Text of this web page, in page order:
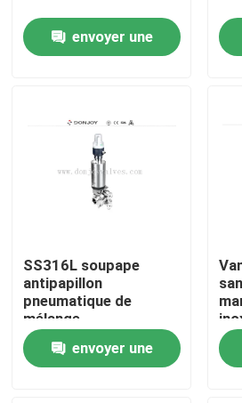
Produits
Visite de l'usine
Contrôle de la qualité
envoyer une
SS316L soupape
antipapillon
pneumatique de
mélange
envoyer une